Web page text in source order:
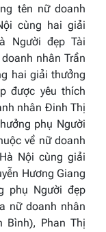
tên nữ doanh
cùng hai giải
Người đẹp Tài
nhân Trần
hai giải thưởng
được yêu thích
nhân Đinh Thị
phụ Người
về nữ doanh
Nội cùng giải
Hương Giang
phụ Người đẹp
nữ doanh nhân
Bình), Phan Thị